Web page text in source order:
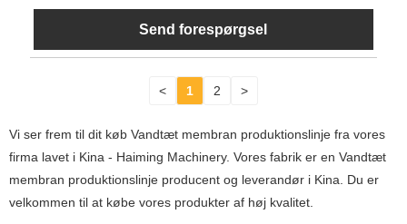
Send forespørgsel
< 1 2 >
Vi ser frem til dit køb Vandtæt membran produktionslinje fra vores
firma lavet i Kina - Haiming Machinery. Vores fabrik er en Vandtæt
membran produktionslinje producent og leverandør i Kina. Du er
velkommen til at købe vores produkter af høj kvalitet.